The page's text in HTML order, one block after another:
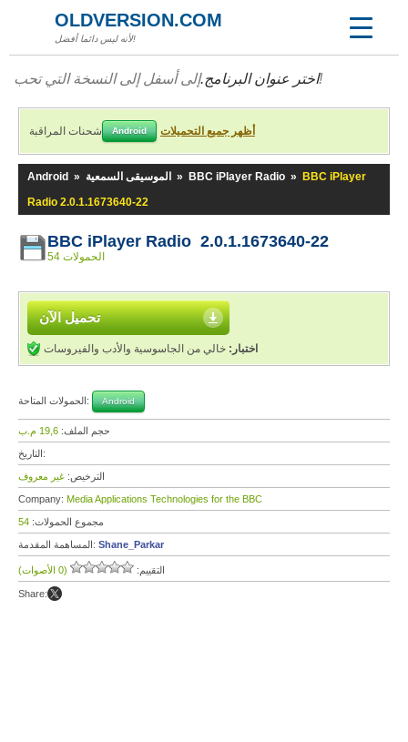
OLDVERSION.COM
لأنه ليس دائما أفضل!
اختر عنوان البرنامج.إلى أسفل إلى النسخة التي تحب!
شحنات المراقبة Android أظهر جميع التحميلات
Android » الموسيقى السمعية » BBC iPlayer Radio »
BBC iPlayer
Radio 2.0.1.1673640-22
BBC iPlayer Radio 2.0.1.1673640-22
54 الحمولات
تحميل الآن
اختبار: خالي من الجاسوسية والأدب والفيروسات
الحمولات المتاحة: Android
حجم الملف: 19,6 م.ب
التاريخ:
الترخيص: غير معروف
Company: Media Applications Technologies for the BBC
مجموع الحمولات: 54
المساهمة المقدمة: Shane_Parkar
التقييم: (0 الأصوات)
Share: